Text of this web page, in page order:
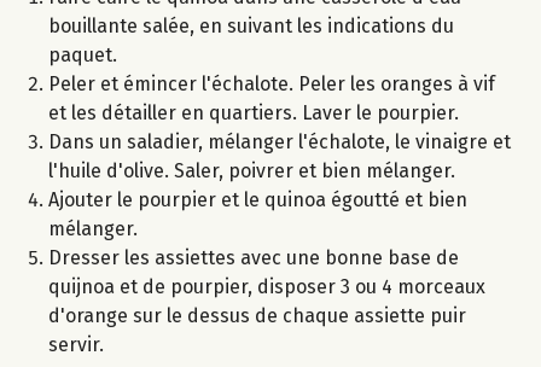
bouillante salée, en suivant les indications du
paquet.
Peler et émincer l'échalote. Peler les oranges à vif
et les détailler en quartiers. Laver le pourpier.
Dans un saladier, mélanger l'échalote, le vinaigre et
l'huile d'olive. Saler, poivrer et bien mélanger.
Ajouter le pourpier et le quinoa égoutté et bien
mélanger.
Dresser les assiettes avec une bonne base de
quijnoa et de pourpier, disposer 3 ou 4 morceaux
d'orange sur le dessus de chaque assiette puir
servir.